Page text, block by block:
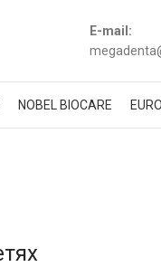
E-mail:
NOBEL BIOCARE